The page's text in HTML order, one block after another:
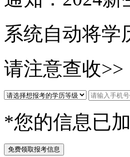
系统自动将学
请注意查收>>
*您的信息已
免费领取报考信息